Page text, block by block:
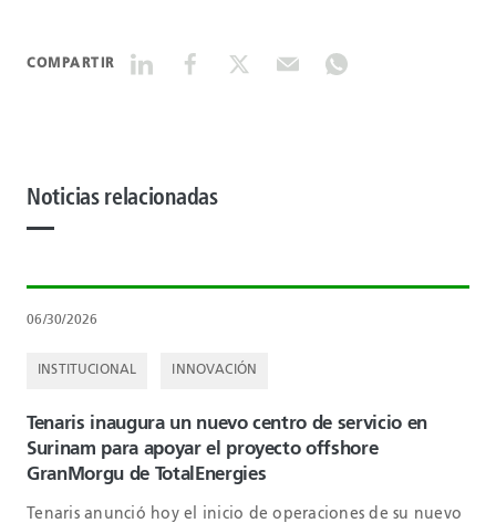
COMPARTIR
Noticias relacionadas
06/30/2026
INSTITUCIONAL INNOVACIÓN
Tenaris inaugura un nuevo centro de servicio en
Surinam para apoyar el proyecto offshore
GranMorgu de TotalEnergies
Tenaris anunció hoy el inicio de operaciones de su nuevo